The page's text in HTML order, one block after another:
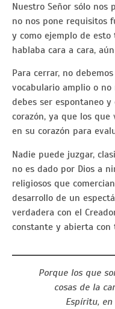
Nuestro Señor sólo nos
no nos pone requisitos
y como ejemplo de esto
hablaba cara a cara,
Para cerrar, no
vocabulario amplio o
debes ser espontaneo
corazón, ya que los
en su corazón para
Nadie puede juzgar,
no es dado por Dios a
religiosos que
desarrollo de un
verdadera con el
constante y abierta con
Porque los que
cosas de la
Espíritu,